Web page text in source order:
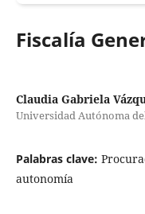
Fiscalía
Claudia Gabriela
Universidad Autónoma
Palabras clave:
autonomía